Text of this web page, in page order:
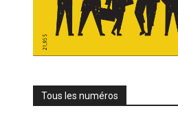
Tous les numéros